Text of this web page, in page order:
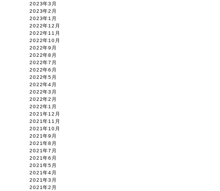
2023年3月
2023年2月
2023年1月
2022年12月
2022年11月
2022年10月
2022年9月
2022年8月
2022年7月
2022年6月
2022年5月
2022年4月
2022年3月
2022年2月
2022年1月
2021年12月
2021年11月
2021年10月
2021年9月
2021年8月
2021年7月
2021年6月
2021年5月
2021年4月
2021年3月
2021年2月